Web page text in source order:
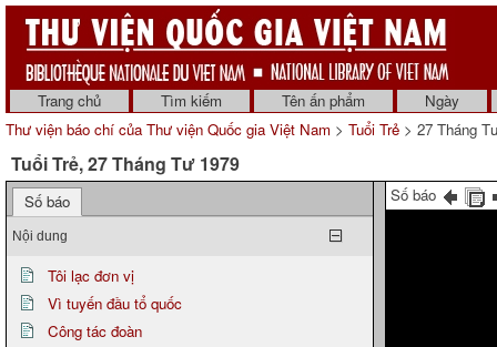
Trang chủ Tìm kiếm Tên ấn phẩm
Ngày
Thư viện báo chí của Thư viện Quốc gia Việt Nam > Tuổi Trẻ > 27 Tháng
Tuổi Trẻ, 27 Tháng Tư 1979
Số báo
Nội dung
Tôi lạc đơn vị
Vì tuyến đầu tổ quốc
Công tác đoàn
Số báo